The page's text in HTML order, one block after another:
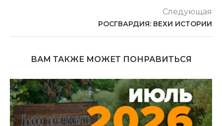
Следующая
РОСГВАРДИЯ: ВЕХИ ИСТОРИИ
ВАМ ТАКЖЕ МОЖЕТ ПОНРАВИТЬСЯ